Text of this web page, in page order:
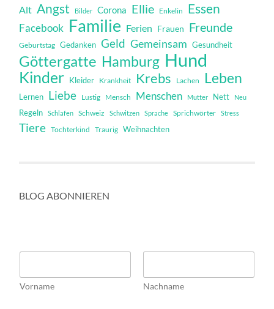
Alt Angst Bilder Corona Ellie Enkelin Essen
Facebook Familie Ferien Frauen Freunde
Geburtstag Gedanken Geld Gemeinsam Gesundheit
Göttergatte Hamburg Hund
Kinder Kleider Krankheit Krebs Lachen Leben
Lernen Liebe Lustig Mensch Menschen Mutter Nett Neu
Regeln Schlafen Schweiz Schwitzen Sprache Sprichwörter Stress
Tiere Tochterkind Traurig Weihnachten
BLOG ABONNIEREN
m
e
Vorname Nachname